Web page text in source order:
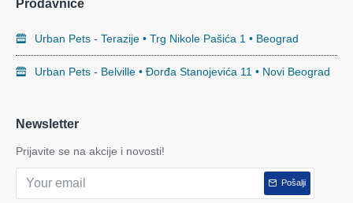
Prodavnice
Urban Pets - Terazije • Trg Nikole Pašića 1 • Beograd
Urban Pets - Belville • Đorđa Stanojevića 11 • Novi Beograd
Newsletter
Prijavite se na akcije i novosti!
Pošalji